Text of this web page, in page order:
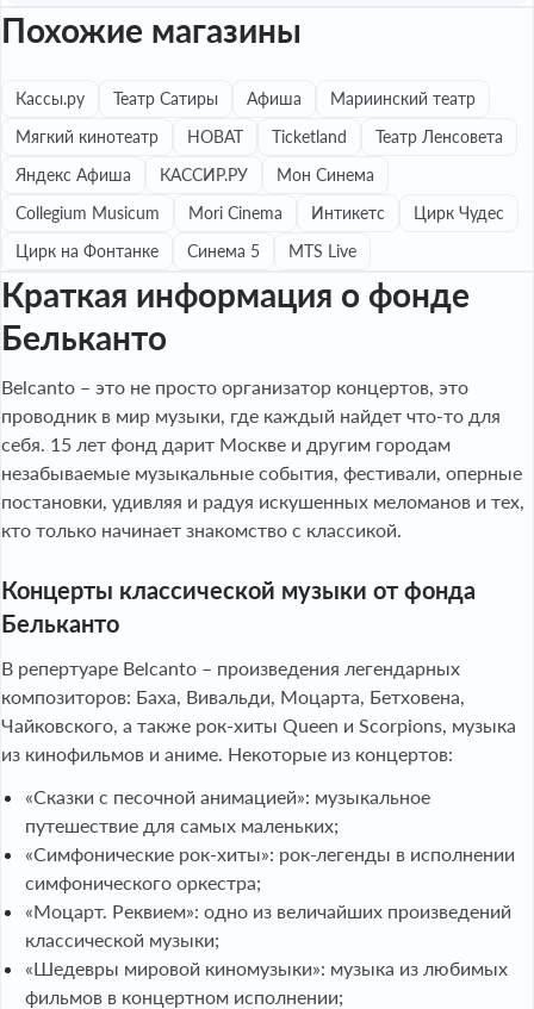
Похожие магазины
Кассы.ру Театр Сатиры Афиша
Мариинский театр
Мягкий кинотеатр
НОВАТ Ticketland
Театр Ленсовета
Яндекс Афиша
КАССИР.РУ
Мон Синема
Collegium Musicum
Mori Cinema Интикетс
Цирк Чудес
Цирк на Фонтанке
Синема 5 MTS Live
Краткая информация о фонде
Бельканто
Belcanto – это не просто организатор концертов, это
проводник в мир музыки, где каждый найдет что-то для
себя. 15 лет фонд дарит Москве и другим городам
незабываемые музыкальные события, фестивали, оперные
постановки, удивляя и радуя искушенных меломанов и тех,
кто только начинает знакомство с классикой.
Концерты классической музыки от фонда
Бельканто
В репертуаре Belcanto – произведения легендарных
композиторов: Баха, Вивальди, Моцарта, Бетховена,
Чайковского, а также рок-хиты Queen и Scorpions, музыка
из кинофильмов и аниме. Некоторые из концертов:
«Сказки с песочной анимацией»: музыкальное
путешествие для самых маленьких;
«Симфонические рок-хиты»: рок-легенды в исполнении
симфонического оркестра;
«Моцарт. Реквием»: одно из величайших произведений
классической музыки;
«Шедевры мировой киномузыки»: музыка из любимых
фильмов в концертном исполнении;